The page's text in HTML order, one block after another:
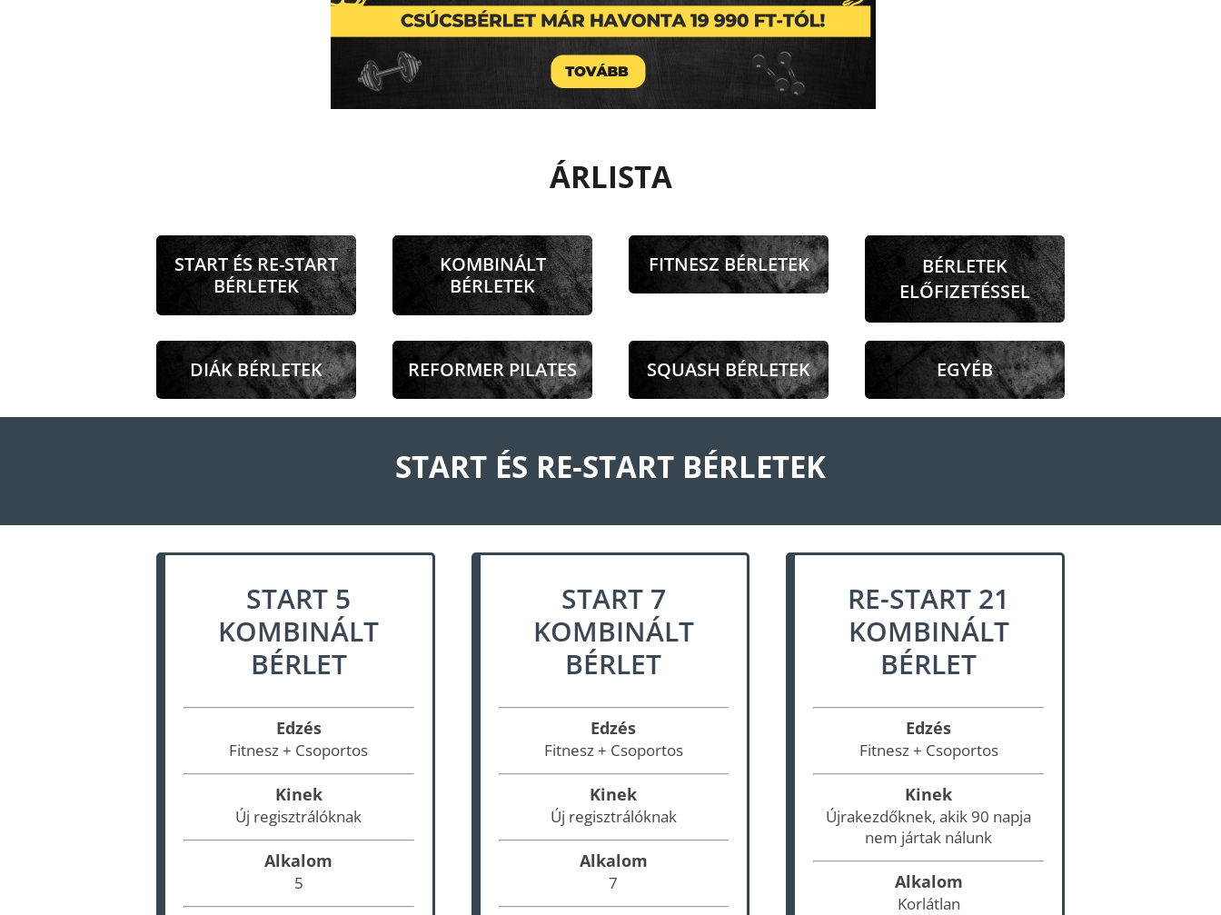
ÁRLISTA
START ÉS RE-START
BÉRLETEK
KOMBINÁLT
BÉRLETEK
FITNESZ BÉRLETEK
BÉRLETEK
ELŐFIZETÉSSEL
DIÁK BÉRLETEK REFORMER PILATES SQUASH BÉRLETEK EGYÉB
START ÉS RE-START BÉRLETEK
START 5
KOMBINÁLT
BÉRLET
Edzés
Fitnesz + Csoportos
Kinek
Új regisztrálóknak
Alkalom
5
START 7
KOMBINÁLT
BÉRLET
Edzés
Fitnesz + Csoportos
Kinek
Új regisztrálóknak
Alkalom
7
RE-START 21
KOMBINÁLT
BÉRLET
Edzés
Fitnesz + Csoportos
Kinek
Újrakezdőknek, akik 90 napja
nem jártak nálunk
Alkalom
Korlátlan